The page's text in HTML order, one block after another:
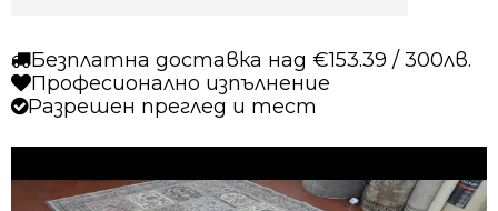
Безплатна доставка над €153.39 / 300лв.
Професионално изпълнение
Разрешен преглед и тест